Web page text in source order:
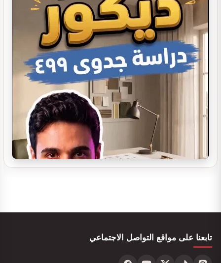
تصميم ديكور كوفي شوب
تصميم ديكور صيدلية مستلزمات العناية
تصميم ديكور مركز تجميل نسائي فاخر وأنيق
تابعنا على مواقع التواصل الاجتماعي